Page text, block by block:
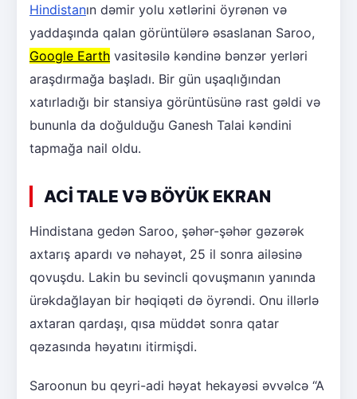
Hindistanın dəmir yolu xətlərini öyrənən və
yaddaşında qalan görüntülərə əsaslanan Saroo,
Google Earth vasitəsilə kəndinə bənzər yerləri
araşdırmağa başladı. Bir gün uşaqlığından
xatırladığı bir stansiya görüntüsünə rast gəldi və
bununla da doğulduğu Ganesh Talai kəndini
tapmağa nail oldu.
ACİ TALE VƏ BÖYÜK EKRAN
Hindistana gedən Saroo, şəhər-şəhər gəzərək
axtarış apardı və nəhayət, 25 il sonra ailəsinə
qovuşdu. Lakin bu sevincli qovuşmanın yanında
ürəkdağlayan bir həqiqəti də öyrəndi. Onu illərlə
axtaran qardaşı, qısa müddət sonra qatar
qəzasında həyatını itirmişdi.
Saroonun bu qeyri-adi həyat hekayəsi əvvəlcə “A